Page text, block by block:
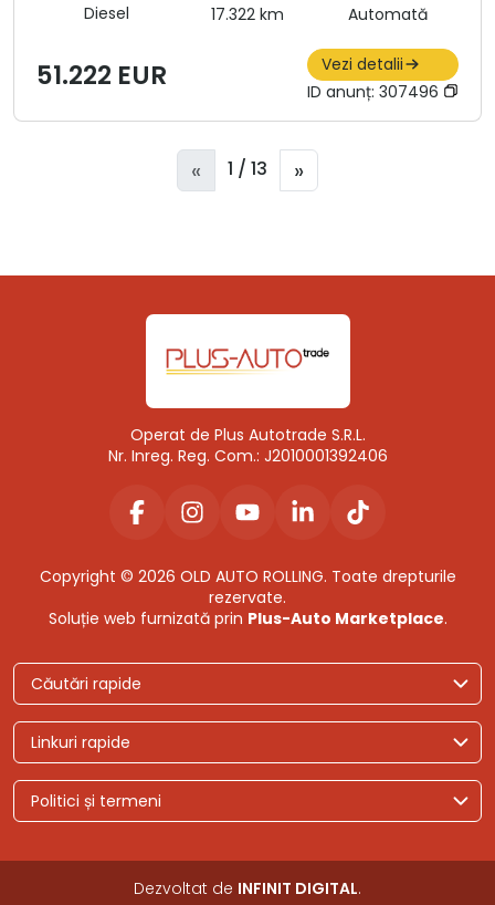
Diesel 17.322 km Automată
51.222 EUR
Vezi detalii
ID anunț: 307496
« 1 / 13 »
Operat de Plus Autotrade S.R.L.
Nr. Inreg. Reg. Com.: J2010001392406
Copyright © 2026 OLD AUTO ROLLING. Toate drepturile
rezervate.
Soluție web furnizată prin Plus-Auto Marketplace.
Căutări rapide
Linkuri rapide
Politici și termeni
Dezvoltat de INFINIT DIGITAL.